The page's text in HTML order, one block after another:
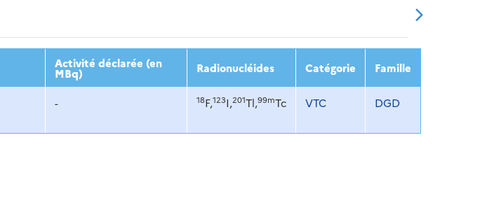
2018 2019 2020 2021 2022 2023
Activité déclarée (en
MBq) Radionucléides Catégorie Famille
- 18F,123I,201Tl,99mTc VTC DGD